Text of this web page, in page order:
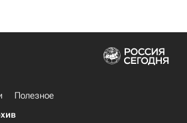
Полезное